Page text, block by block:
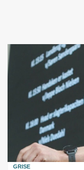
GRISE